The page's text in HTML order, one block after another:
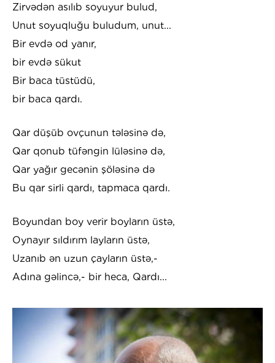
Zirvədən asılıb soyuyur bulud,
Unut soyuqluğu buludum, unut...
Bir evdə od yanır,
bir evdə sükut
Bir baca tüstüdü,
bir baca qardı.
Qar düşüb ovçunun tələsinə də,
Qar qonub tüfəngin lüləsinə də,
Qar yağır gecənin şöləsinə də
Bu qar sirli qardı, tapmaca qardı.
Boyundan boy verir boyların üstə,
Oynayır sıldırım layların üstə,
Uzanıb ən uzun çayların üstə,-
Adına gəlincə,- bir heca, Qardı...